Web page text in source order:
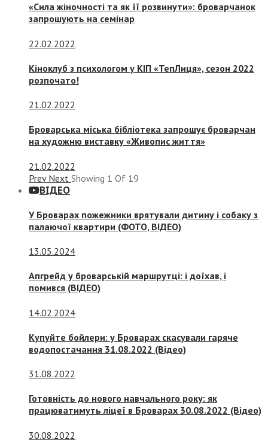
«Сила жіночності та як її розвинути»: броварчанок
запрошують на семінар
22.02.2022
Кіноклуб з психологом у КІП «ТепЛиця», сезон 2022
розпочато!
21.02.2022
Броварська міська бібліотека запрошує броварчан
на художню виставку «Живопис життя»
21.02.2022
Prev Next Showing 1 Of 19
ВІДЕО
У Броварах пожежники врятували дитину і собаку з
палаючої квартири (ФОТО, ВІДЕО)
13.05.2024
Апгрейд у броварській маршрутці: і доїхав, і
помився (ВІДЕО)
14.02.2024
Купуйте бойлери: у Броварах скасували гаряче
водопостачання 31.08.2022 (Відео)
31.08.2022
Готовність до нового навчального року: як
працюватимуть ліцеї в Броварах 30.08.2022 (Відео)
30.08.2022